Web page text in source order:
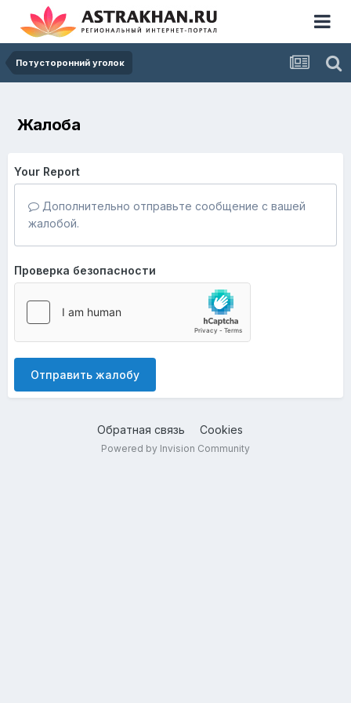
Потусторонний уголок
Жалоба
Your Report
Дополнительно отправьте сообщение с вашей
жалобой.
Проверка безопасности
Отправить жалобу
Обратная связь Cookies
Powered by Invision Community